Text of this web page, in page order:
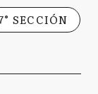
SECCIÓN